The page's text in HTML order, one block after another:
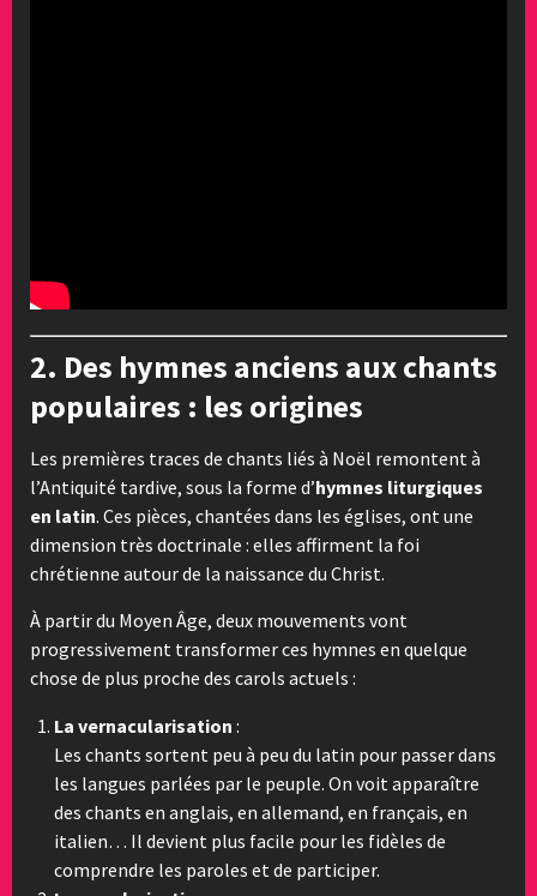
2. Des hymnes anciens aux chants
populaires : les origines
Les premières traces de chants liés à Noël remontent à
l’Antiquité tardive, sous la forme d’hymnes liturgiques
en latin. Ces pièces, chantées dans les églises, ont une
dimension très doctrinale : elles affirment la foi
chrétienne autour de la naissance du Christ.
À partir du Moyen Âge, deux mouvements vont
progressivement transformer ces hymnes en quelque
chose de plus proche des carols actuels :
La vernacularisation :
Les chants sortent peu à peu du latin pour passer dans
les langues parlées par le peuple. On voit apparaître
des chants en anglais, en allemand, en français, en
italien… Il devient plus facile pour les fidèles de
comprendre les paroles et de participer.